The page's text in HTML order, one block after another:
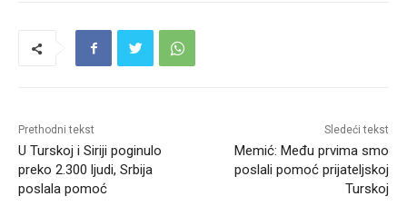
Prethodni tekst
U Turskoj i Siriji poginulo
preko 2.300 ljudi, Srbija
poslala pomoć
Sledeći tekst
Memić: Među prvima smo
poslali pomoć prijateljskoj
Turskoj